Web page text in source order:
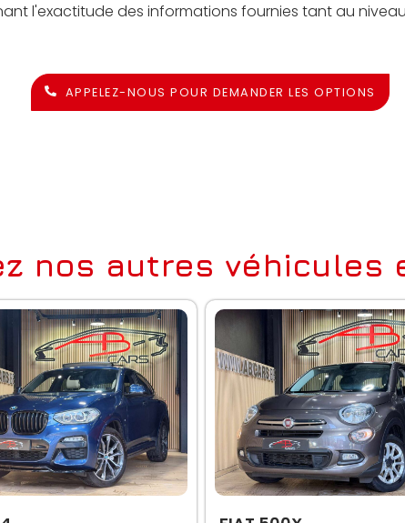
l'exactitude des informations fournies tant au
APPELEZ-NOUS POUR DEMANDER LES OPTIONS
nos autres véhicules